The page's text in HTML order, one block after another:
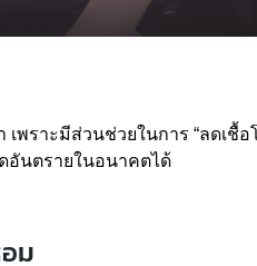
ราะมีส่วนช่วยในการ “ลดเชื้
อันตรายในอนาคตได้
ม